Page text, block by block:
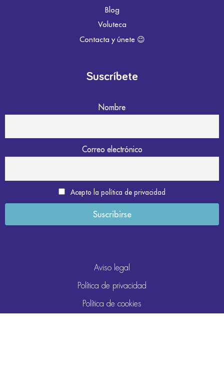
Blog
Voluteca
Contacta y únete 😉
Suscríbete
Nombre
Correo electrónico
Acepto la política de privacidad
Aviso legal
Política de privacidad
Política de cookies